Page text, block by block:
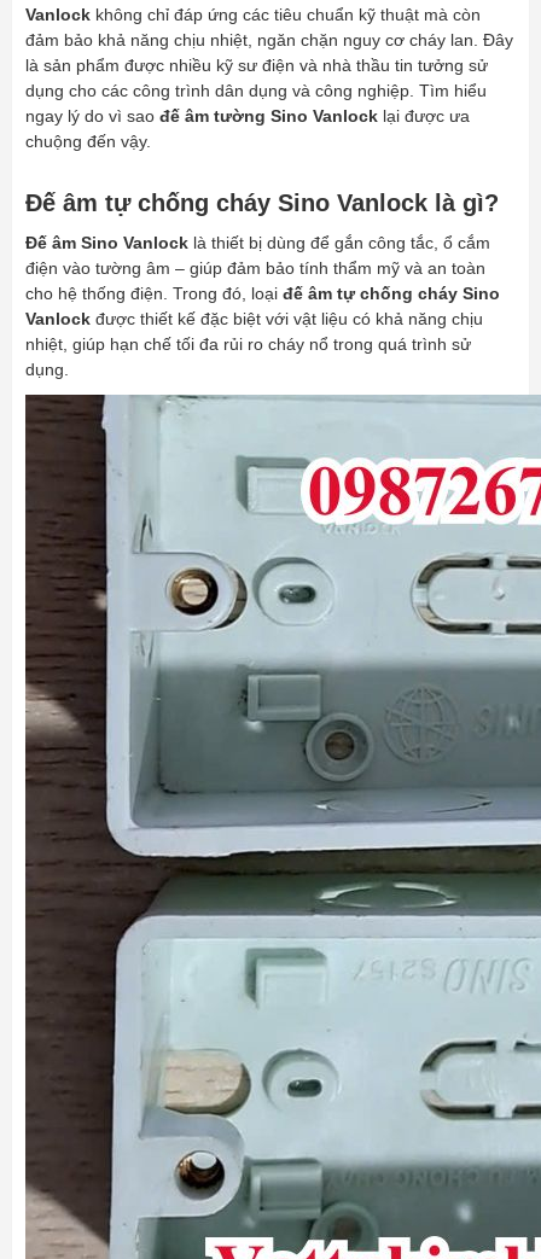
Vanlock không chỉ đáp ứng các tiêu chuẩn kỹ thuật mà còn
đảm bảo khả năng chịu nhiệt, ngăn chặn nguy cơ cháy lan. Đây
là sản phẩm được nhiều kỹ sư điện và nhà thầu tin tưởng sử
dụng cho các công trình dân dụng và công nghiệp. Tìm hiểu
ngay lý do vì sao đế âm tường Sino Vanlock lại được ưa
chuộng đến vậy.
Đế âm tự chống cháy Sino Vanlock là gì?
Đế âm Sino Vanlock là thiết bị dùng để gắn công tắc, ổ cắm
điện vào tường âm – giúp đảm bảo tính thẩm mỹ và an toàn
cho hệ thống điện. Trong đó, loại đế âm tự chống cháy Sino
Vanlock được thiết kế đặc biệt với vật liệu có khả năng chịu
nhiệt, giúp hạn chế tối đa rủi ro cháy nổ trong quá trình sử
dụng.